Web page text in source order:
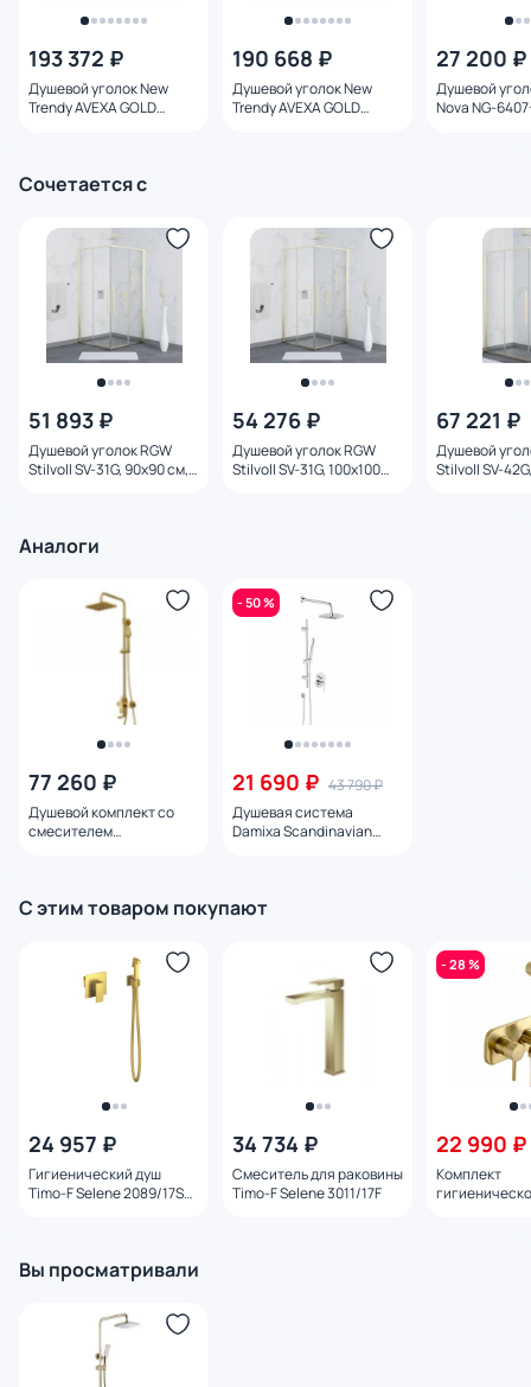
193 372 ₽
Душевой уголок New
Trendy AVEXA GOLD
190 668 ₽
Душевой уголок New
Trendy AVEXA GOLD
27 200 ₽
Душевой
Nova NG-
Сочетается с
51 893 ₽
Душевой уголок RGW
Stilvoll SV-31G, 90x90 см,
54 276 ₽
Душевой уголок RGW
Stilvoll SV-31G, 100x100
67 221 ₽
Душевой
Stilvoll SV-
Аналоги
77 260 ₽
Душевой комплект со
смесителем
- 50 %
21 690 ₽ 43 790 ₽
Душевая система
Damixa Scandinavian
С этим товаром покупают
24 957 ₽
Гигиенический душ
Timo-F Selene 2089/17SM
34 734 ₽
Смеситель для раковины
Timo-F Selene 3011/17F
- 28 %
22 990 ₽
Комплект
Вы просматривали